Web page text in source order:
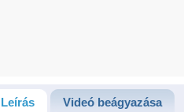
Leírás Videó beágyazása